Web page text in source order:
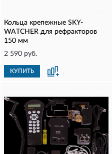
Кольца крепежные SKY-
WATCHER для рефракторов
150 мм
2 590 руб.
КУПИТЬ